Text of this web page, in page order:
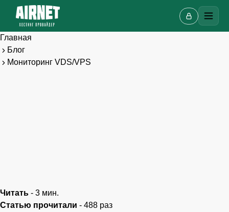
Главная
Блог
Мониторинг VDS/VPS
Читать - 3 мин.
Статью прочитали - 488 раз
Ваше имя